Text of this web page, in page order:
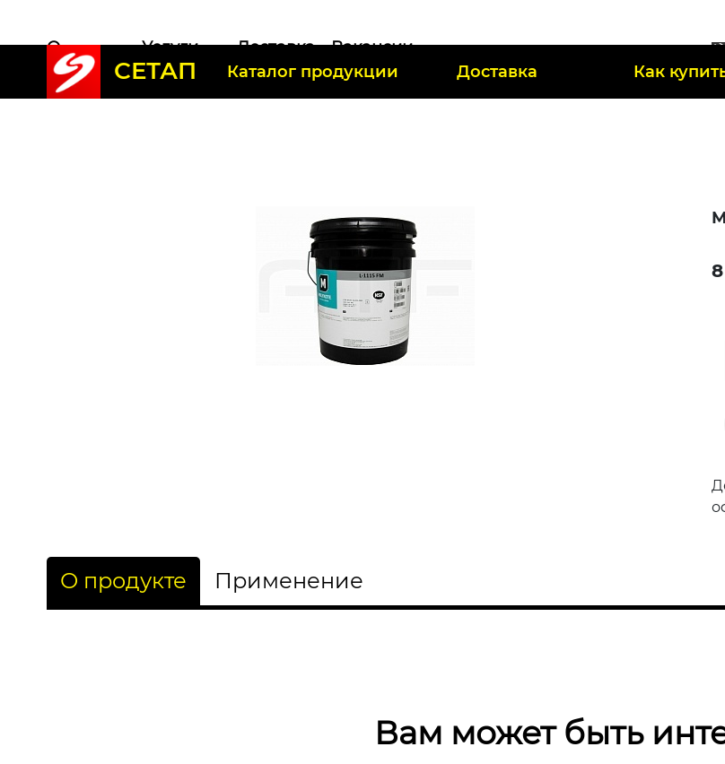
О
компании
Услуги Доставка Вакансии
СЕТАП Каталог продукции Доставка Как
О продукте Применение
Вам может быть